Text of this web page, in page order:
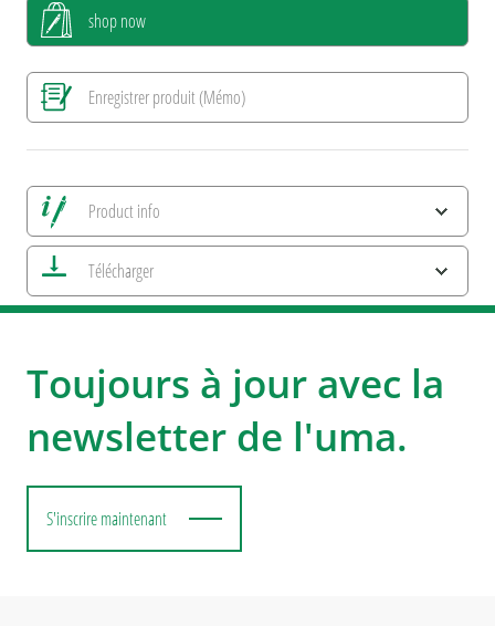
shop now
Enregistrer produit (Mémo)
Product info
Alle Ansichten speichern
Enregistrer image actuelle
Informations d'impression
Télécharger
Caractéristiques ESG et certifications des produits
Toujours à jour avec la
newsletter de l'uma.
S'inscrire maintenant